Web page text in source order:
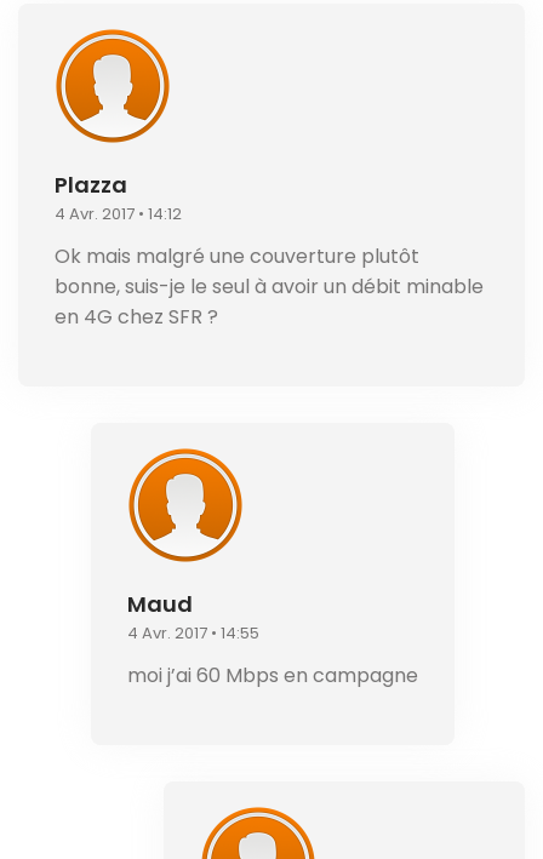
Plazza
4 Avr. 2017 • 14:12
Ok mais malgré une couverture plutôt
bonne, suis-je le seul à avoir un débit minable
en 4G chez SFR ?
Maud
4 Avr. 2017 • 14:55
moi j’ai 60 Mbps en campagne